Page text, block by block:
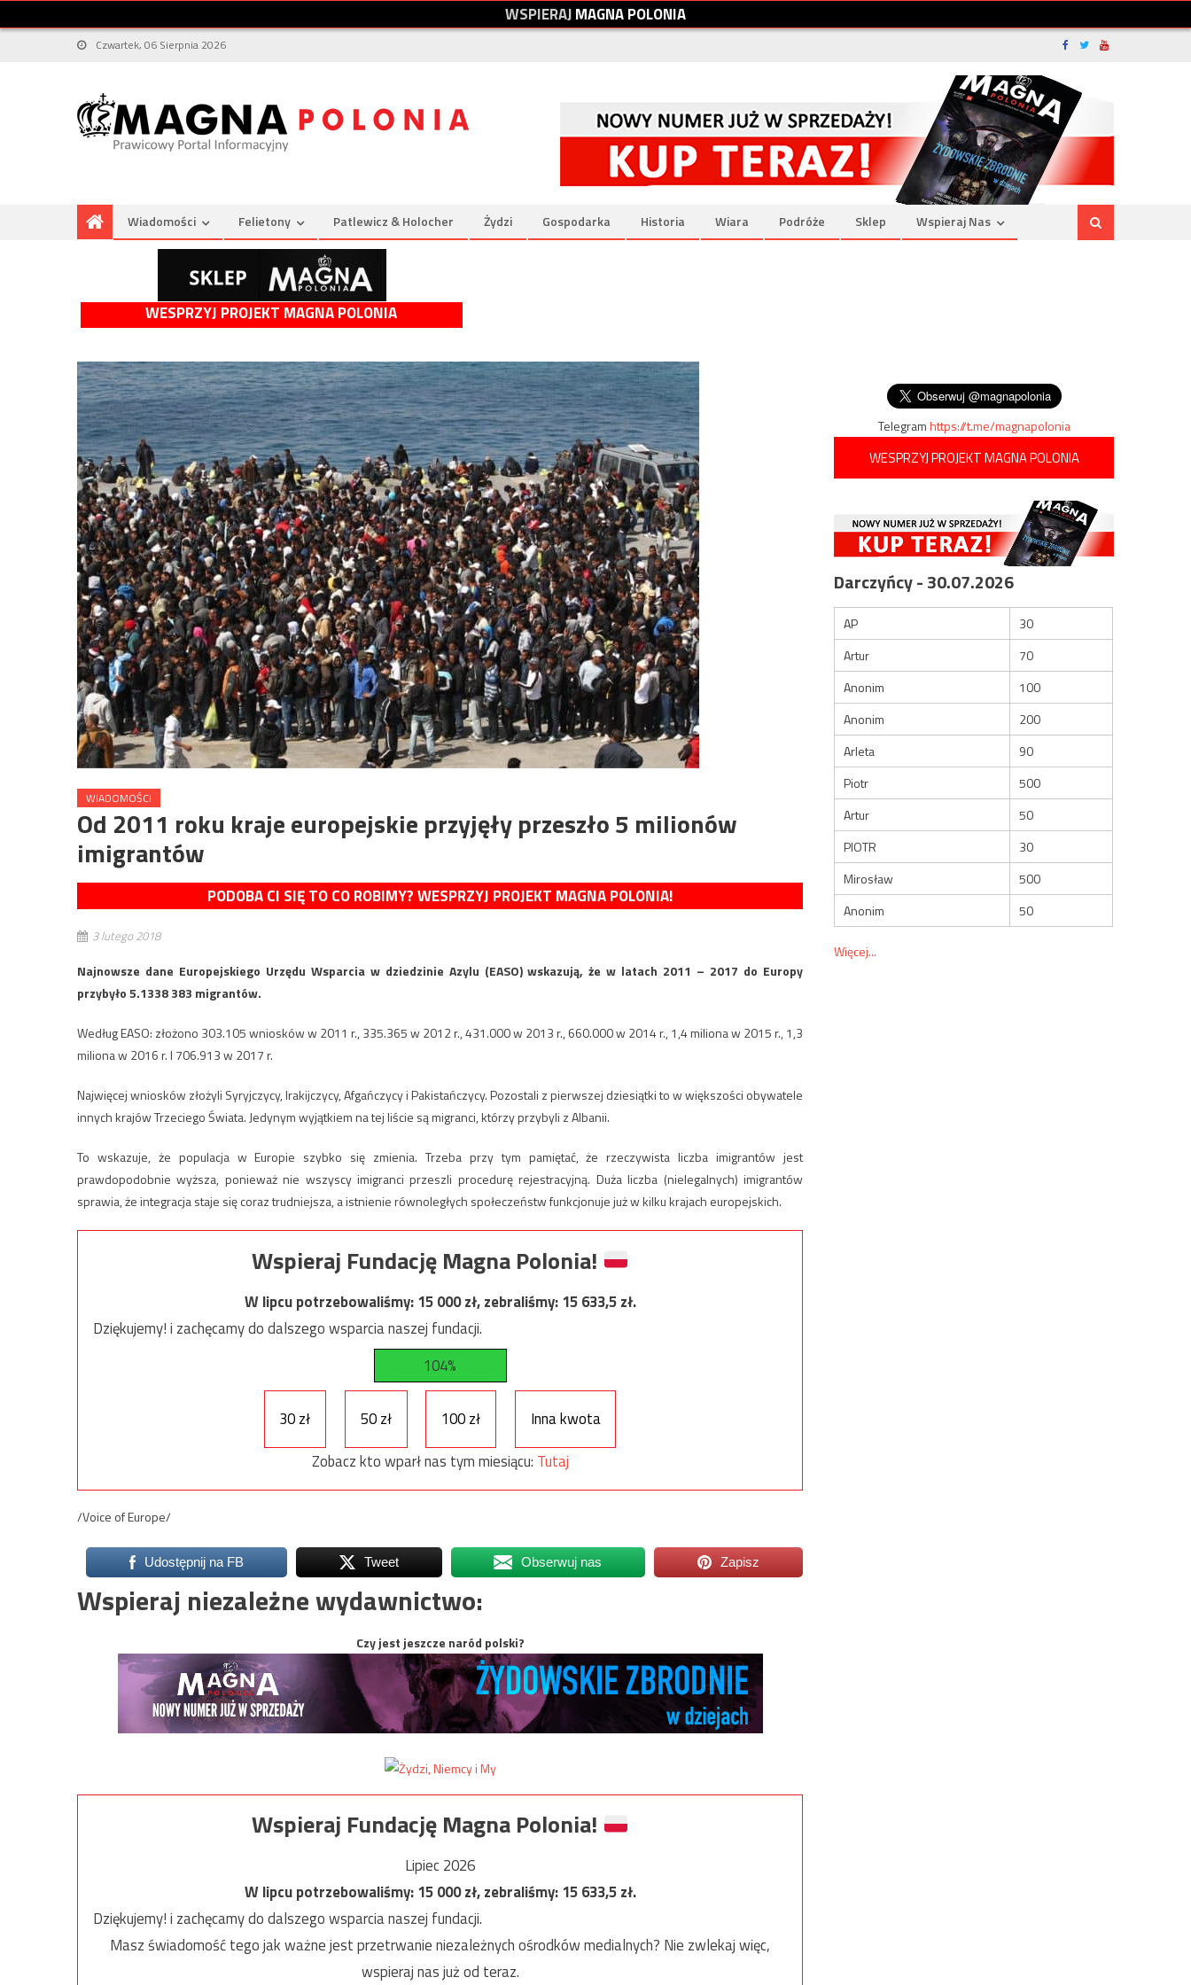
WSPIERAJMAGNAPOLONIA
Czwartek, 06 Sierpnia 2026
Wiadomości Felietony Patlewicz & Holocher Żydzi Gospodarka Historia Wiara Podróże Sklep Wspieraj Nas
WESPRZYJ PROJEKT MAGNA POLONIA
WIADOMOŚCI
Od 2011 roku kraje europejskie przyjęły przeszło 5 milionów
imigrantów
PODOBA CI SIĘ TO CO ROBIMY? WESPRZYJ PROJEKT MAGNA POLONIA!
3 lutego 2018
Najnowsze dane Europejskiego Urzędu Wsparcia w dziedzinie Azylu (EASO) wskazują, że w latach 2011 – 2017 do Europy
przybyło 5.1338 383 migrantów.
Według EASO: złożono 303.105 wniosków w 2011 r., 335.365 w 2012 r., 431.000 w 2013 r., 660.000 w 2014 r., 1,4 miliona w 2015 r., 1,3
miliona w 2016 r. I 706.913 w 2017 r.
Najwięcej wniosków złożyli Syryjczycy, Irakijczycy, Afgańczycy i Pakistańczycy. Pozostali z pierwszej dziesiątki to w większości obywatele
innych krajów Trzeciego Świata. Jedynym wyjątkiem na tej liście są migranci, którzy przybyli z Albanii.
To wskazuje, że populacja w Europie szybko się zmienia. Trzeba przy tym pamiętać, że rzeczywista liczba imigrantów jest
prawdopodobnie wyższa, ponieważ nie wszyscy imigranci przeszli procedurę rejestracyjną. Duża liczba (nielegalnych) imigrantów
sprawia, że ​​integracja staje się coraz trudniejsza, a istnienie równoległych społeczeństw funkcjonuje już w kilku krajach europejskich.
Wspieraj Fundację Magna Polonia!
W lipcu potrzebowaliśmy:15 000zł, zebraliśmy:15 633,5zł.
Dziękujemy! i zachęcamy do dalszego wsparcia naszej fundacji.
104%
30 zł 50 zł 100 zł
Inna kwota
Zobacz kto wparł nas tym miesiącu: Tutaj
/Voice of Europe/
Udostępnij na FB Tweet Obserwuj nas Zapisz
Wspieraj niezależne wydawnictwo:
Czy jest jeszcze naród polski?
Wspieraj Fundację Magna Polonia!
Lipiec 2026
W lipcu potrzebowaliśmy:15 000zł, zebraliśmy:15 633,5zł.
Dziękujemy! i zachęcamy do dalszego wsparcia naszej fundacji.
Masz świadomość tego jak ważne jest przetrwanie niezależnych ośrodków medialnych? Nie zwlekaj więc,
wspieraj nas już od teraz.
Telegramhttps://t.me/magnapolonia
WESPRZYJ PROJEKT MAGNA POLONIA
Darczyńcy - 30.07.2026
AP
30
Artur
70
Anonim
100
Anonim
200
Arleta
90
Piotr
500
Artur
50
PIOTR
30
Mirosław
500
Anonim
50
Więcej...